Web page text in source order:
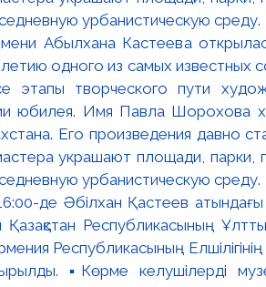
Абылхана Кастеева
одного из самых известных
этапы творческого пути
юбилея. Имя Павла
Его произведения давно
украшают площади,
урбанистическую